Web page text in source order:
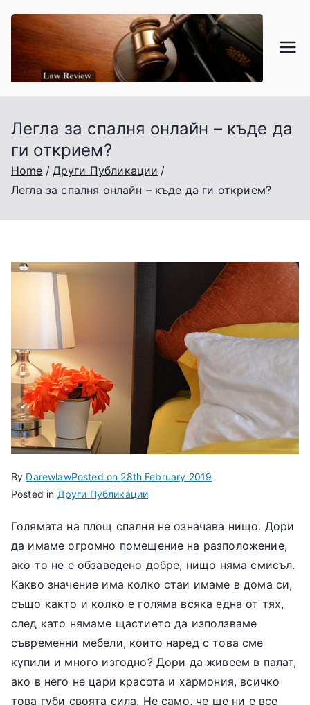
content
-
w.
m
k
–
П
ра
н
Би
зн
Ф
Търго
и
о
Легла за спалня онлайн – къде да
ги открием?
Home
Други Публикации
Легла за спалня онлайн – къде да ги открием?
By DarewlawPosted on 28th February 2019
Posted in Други Публикации
Голямата на площ спалня не означава нищо. Дори
да имаме огромно помещение на разположение,
ако то не е обзаведено добре, нищо няма смисъл.
Какво значение има колко стаи имаме в дома си,
също както и колко е голяма всяка една от тях,
след като нямаме щастието да използваме
съвременни мебели, които наред с това сме
купили и много изгодно? Дори да живеем в палат,
ако в него не цари красота и хармония, всичко
това губи своята сила. Не само, че ще ни е все